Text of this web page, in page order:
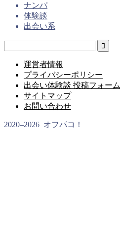
ナンパ
体験談
出会い系
運営者情報
プライバシーポリシー
出会い体験談 投稿フォーム
サイトマップ
お問い合わせ
2020–2026 オフパコ！